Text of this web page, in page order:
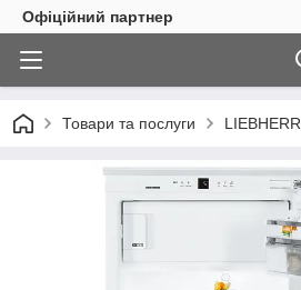
Офіційний партнер
Товари та послуги LIEBHERR